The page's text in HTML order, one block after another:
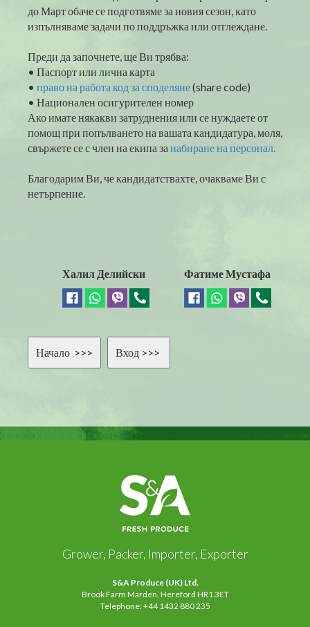
до Март обаче се подготвяме за новия сезон, като
изпълняваме задачи по поддръжка или отглеждане.
Преди да започнете, ще Ви трябва:
• Паспорт или лична карта
• право на работа код за споделяне(share code)
• Национален осигурителен номер
Ако имате някакви затруднения или се нуждаете от
помощ при попълването на вашата кандидатура, моля,
свържете се с член на екипа за набиране на персонал.
Благодарим Ви, че кандидатствахте, очакваме Ви с
нетърпение.
Халил Делийски Фатиме Мустафа
Grower, Packer, Importer, Exporter
S&A Produce (UK) Ltd.
Brook Farm Marden, Hereford HR1 3ET
Telephone: +44 1432 880 235